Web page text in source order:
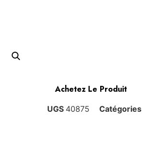
Achetez Le Produit
UGS 40875 Catégories